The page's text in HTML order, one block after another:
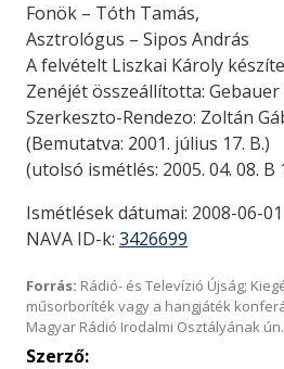
Fonök – Tóth Tamás,
Asztrológus – Sipos András
A felvételt Liszkai Károly
Zenéjét összeállította:
Szerkeszto-Rendezo: Zoltán
(Bemutatva: 2001. július 17. B.)
(utolsó ismétlés: 2005. 04. 08. B
Ismétlések dátumai: 2008-06-01
NAVA ID-k: 3426699
Forrás: Rádió- és Televízió Újság;
műsorboríték vagy a hangjáték
Magyar Rádió Irodalmi Osztályának
Szerző: